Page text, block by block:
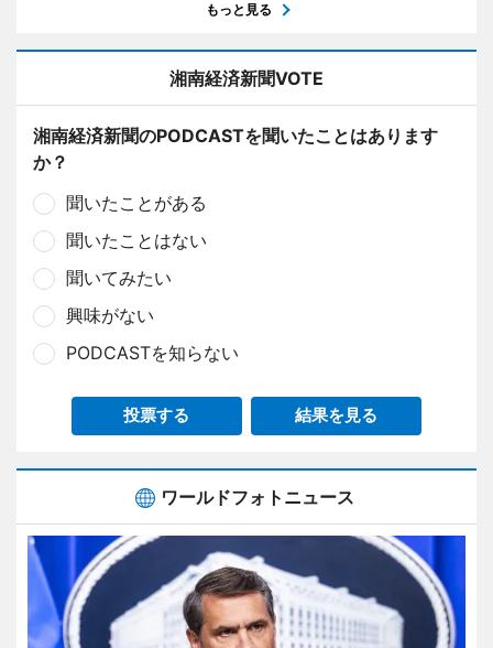
もっと見る
湘南経済新聞VOTE
湘南経済新聞のPODCASTを聞いたことはあります
か？
聞いたことがある
聞いたことはない
聞いてみたい
興味がない
PODCASTを知らない
投票する 結果を見る
ワールドフォトニュース